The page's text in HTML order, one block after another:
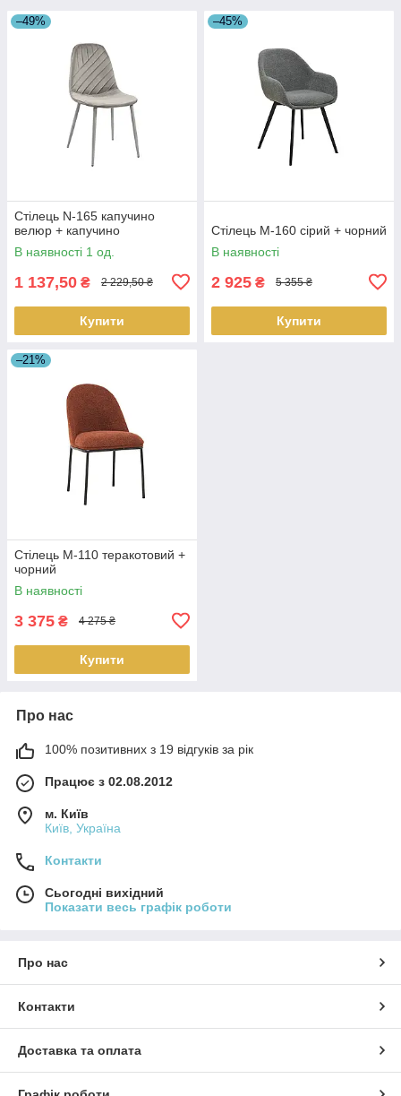
–49%
Стілець N-165 капучино
велюр + капучино
В наявності 1 од.
1 137,50 ₴ 2 229,50 ₴
Купити
–45%
Стілець M-160 сірий + чорний
В наявності
2 925 ₴ 5 355 ₴
Купити
–21%
Стілець M-110 теракотовий +
чорний
В наявності
3 375 ₴ 4 275 ₴
Купити
Про нас
100% позитивних з 19 відгуків за рік
Працює з 02.08.2012
м. Київ
Київ, Україна
Контакти
Сьогодні вихідний
Показати весь графік роботи
Про нас
Контакти
Доставка та оплата